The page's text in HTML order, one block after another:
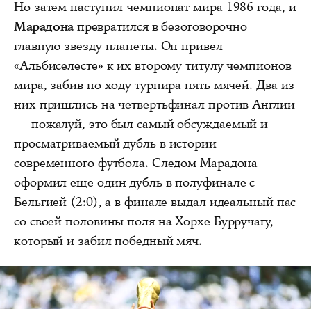
Но затем наступил чемпионат мира 1986 года, и
Марадонапревратился в безоговорочно
главную звезду планеты. Он привел
«Альбиселесте» к их второму титулу чемпионов
мира, забив по ходу турнира пять мячей. Два из
них пришлись на четвертьфинал против Англии
— пожалуй, это был самый обсуждаемый и
просматриваемый дубль в истории
современного футбола. Следом Марадона
оформил еще один дубль в полуфинале с
Бельгией (2:0), а в финале выдал идеальный пас
со своей половины поля на Хорхе Бурручагу,
который и забил победный мяч.